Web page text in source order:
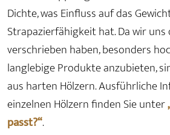
Dichte, was Einfluss auf das
Strapazierfähigkeit hat. Da wir uns
verschrieben haben, besonders
langlebige Produkte anzubieten,
aus harten Hölzern. Ausführliche
einzelnen Hölzern finden Sie unter
passt?“.